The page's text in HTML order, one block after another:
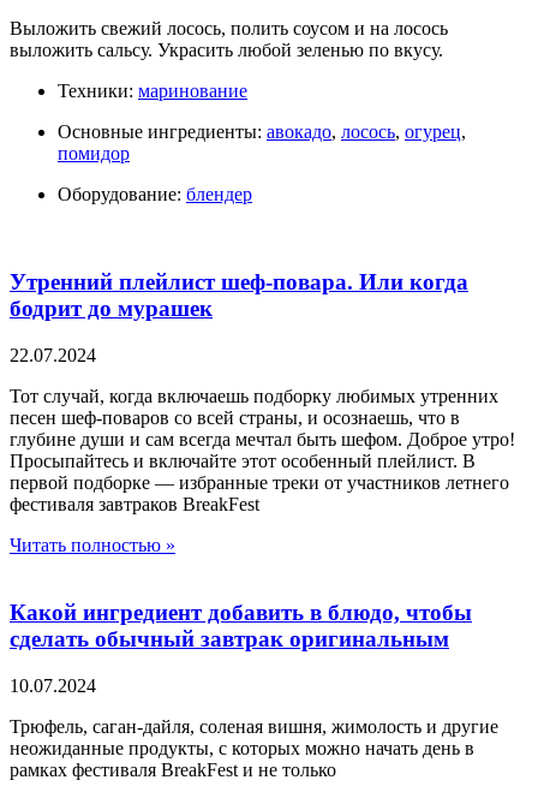
Выложить свежий лосось, полить соусом и на лосось
выложить сальсу. Украсить любой зеленью по вкусу.
Техники: маринование
Основные ингредиенты: авокадо, лосось, огурец,
помидор
Оборудование: блендер
Утренний плейлист шеф-повара. Или когда
бодрит до мурашек
22.07.2024
Тот случай, когда включаешь подборку любимых утренних
песен шеф-поваров со всей страны, и осознаешь, что в
глубине души и сам всегда мечтал быть шефом. Доброе утро!
Просыпайтесь и включайте этот особенный плейлист. В
первой подборке — избранные треки от участников летнего
фестиваля завтраков BreakFest
Читать полностью »
Какой ингредиент добавить в блюдо, чтобы
сделать обычный завтрак оригинальным
10.07.2024
Трюфель, саган-дайля, соленая вишня, жимолость и другие
неожиданные продукты, с которых можно начать день в
рамках фестиваля BreakFest и не только